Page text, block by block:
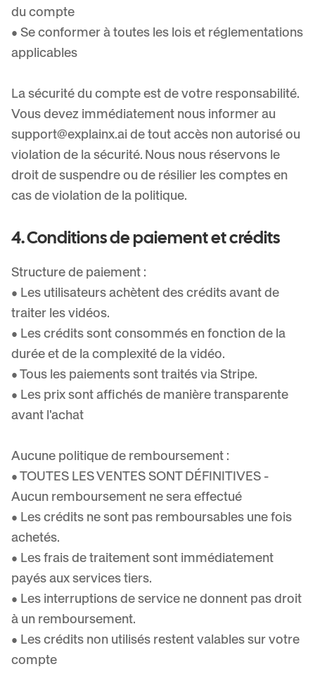
du compte
• Se conformer à toutes les lois et réglementations
applicables
La sécurité du compte est de votre responsabilité.
Vous devez immédiatement nous informer au
support@explainx.ai de tout accès non autorisé ou
violation de la sécurité. Nous nous réservons le
droit de suspendre ou de résilier les comptes en
cas de violation de la politique.
4. Conditions de paiement et crédits
Structure de paiement :
• Les utilisateurs achètent des crédits avant de
traiter les vidéos.
• Les crédits sont consommés en fonction de la
durée et de la complexité de la vidéo.
• Tous les paiements sont traités via Stripe.
• Les prix sont affichés de manière transparente
avant l'achat
Aucune politique de remboursement :
• TOUTES LES VENTES SONT DÉFINITIVES -
Aucun remboursement ne sera effectué
• Les crédits ne sont pas remboursables une fois
achetés.
• Les frais de traitement sont immédiatement
payés aux services tiers.
• Les interruptions de service ne donnent pas droit
à un remboursement.
• Les crédits non utilisés restent valables sur votre
compte